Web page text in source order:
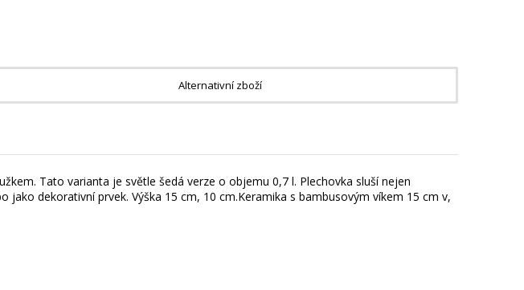
Alternativní zboží
Tato varianta je světle šedá verze o objemu 0,7 l. Plechovka sluší nejen
dekorativní prvek. Výška 15 cm, 10 cm.Keramika s bambusovým víkem 15 cm v,